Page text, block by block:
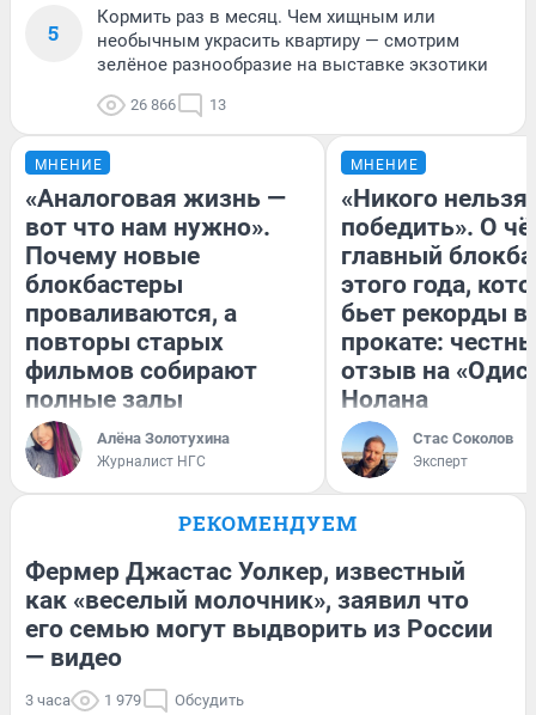
5
Кормить раз в месяц. Чем хищным или
необычным украсить квартиру — смотрим
зелёное разнообразие на выставке экзотики
26 866 13
МНЕНИЕ
«Аналоговая жизнь —
вот что нам нужно».
Почему новые
блокбастеры
проваливаются, а
повторы старых
фильмов собирают
полные залы
Алёна Золотухина
Журналист НГС
МНЕНИЕ
«Никого нельзя
победить». О
главный
этого года,
бьет рекорды в
прокате:
отзыв на
Нолана
Стас Соколов
Эксперт
РЕКОМЕНДУЕМ
Фермер Джастас Уолкер, известный
как «веселый молочник», заявил что
его семью могут выдворить из России
— видео
3 часа 1 979 Обсудить